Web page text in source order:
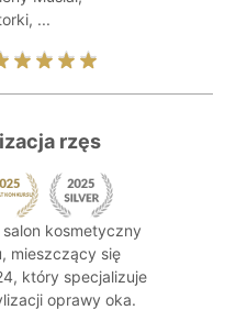
...
rzęs
kosmetyczny
mieszczący się
który specjalizuje
oprawy oka.